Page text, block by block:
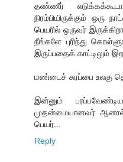
தண்ணீர்
நிரம்பியிருக்கும் ஒரு
பெயரில் ஒருவர்
நீங்களே புரிந்து
இருப்பதைக் காட்டிலும்
மண்டைச் சுரப்பை உலகு
இன்னும்
முதன்மையானவர் ஆனால்,
பெயர்...
Reply